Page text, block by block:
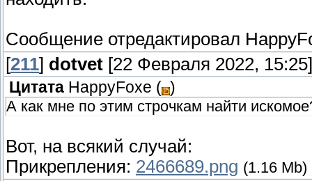
Сообщение отредактировал
[211] dotvet [22 Февраля 2022, 15:25]
Цитата HappyFoxe ( )
А как мне по этим строчкам найти
Вот, на всякий случай:
Прикрепления: 2466689.png (1.16 Mb)